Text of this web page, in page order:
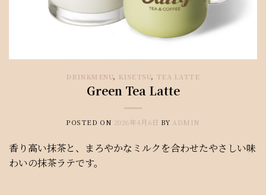
DRINKMENU, KISETSU, TEA LATTE
Green Tea Latte
POSTED ON 2026年4月6日 BY ADMIN
香り高い抹茶と、まろやかなミルクを合わせたやさしい味
わいの抹茶ラテです。